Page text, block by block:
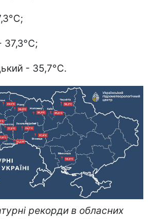
37,3°C;
- 35,7°C.
рекорди в обласних